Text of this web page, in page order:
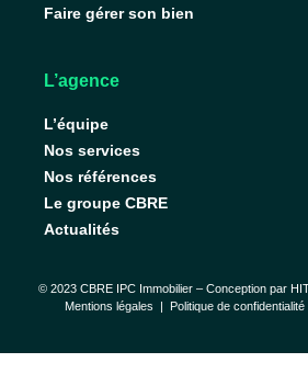
Faire gérer son bien
L’agence
L’équipe
Nos services
Nos références
Le groupe CBRE
Actualités
© 2023 CBRE IPC Immobilier – Conception par
Mentions légales | Politique de confidentialité